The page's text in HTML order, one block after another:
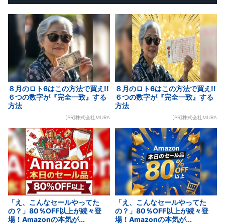
８月のロト6はこの方法で買え!!
６つの数字が『完全一致』する
方法
[PR]株式会社MURA
８月のロト6はこの方法で買え!!
６つの数字が『完全一致』する
方法
[PR]株式会社MURA
「え、こんなセールやってた
の？」80％OFF以上が続々登
場！Amazonの本気が...
「え、こんなセールやってた
の？」80％OFF以上が続々登
場！Amazonの本気が...